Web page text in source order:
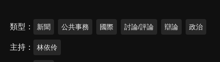
類型 新聞 公共事務 國際 討論/評論 辯論 政治
主持 林依伶